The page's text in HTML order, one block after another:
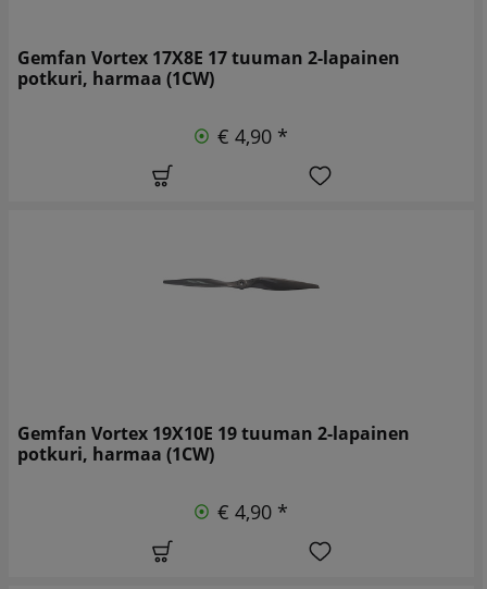
Gemfan Vortex 17X8E 17 tuuman 2-lapainen
potkuri, harmaa (1CW)
€ 4,90 *
Gemfan Vortex 19X10E 19 tuuman 2-lapainen
potkuri, harmaa (1CW)
€ 4,90 *